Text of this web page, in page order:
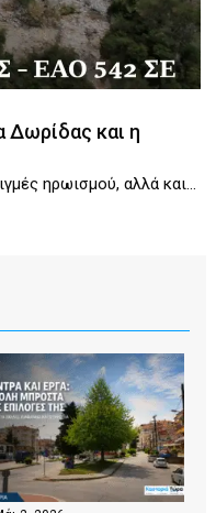
Δωρίδας και η
ηρωισμού, αλλά και...